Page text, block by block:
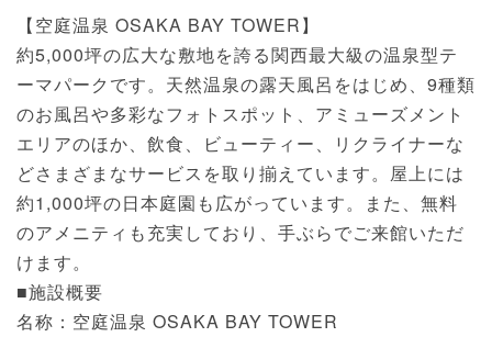
【空庭温泉 OSAKA BAY TOWER】
約5,000坪の広大な敷地を誇る関西最大級の温泉型テ
ーマパークです。天然温泉の露天風呂をはじめ、9種類
のお風呂や多彩なフォトスポット、アミューズメント
エリアのほか、飲食、ビューティー、リクライナーな
どさまざまなサービスを取り揃えています。屋上には
約1,000坪の日本庭園も広がっています。また、無料
のアメニティも充実しており、手ぶらでご来館いただ
けます。
■施設概要
名称：空庭温泉 OSAKA BAY TOWER